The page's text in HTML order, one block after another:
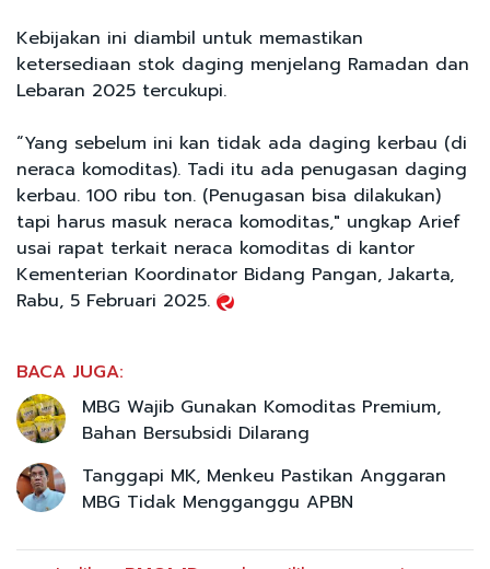
Kebijakan ini diambil untuk memastikan
ketersediaan stok daging menjelang Ramadan dan
Lebaran 2025 tercukupi.
“Yang sebelum ini kan tidak ada daging kerbau (di
neraca komoditas). Tadi itu ada penugasan daging
kerbau. 100 ribu ton. (Penugasan bisa dilakukan)
tapi harus masuk neraca komoditas," ungkap Arief
usai rapat terkait neraca komoditas di kantor
Kementerian Koordinator Bidang Pangan, Jakarta,
Rabu, 5 Februari 2025.
BACA JUGA:
MBG Wajib Gunakan Komoditas Premium,
Bahan Bersubsidi Dilarang
Tanggapi MK, Menkeu Pastikan Anggaran
MBG Tidak Mengganggu APBN